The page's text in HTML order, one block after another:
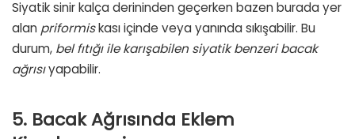
Siyatik sinir kalça derininden geçerken bazen burada yer
alan priformiskası içinde veya yanında sıkışabilir. Bu
durum, bel fıtığı ile karışabilen siyatik benzeri bacak
ağrısıyapabilir.
5. Bacak Ağrısında Eklem